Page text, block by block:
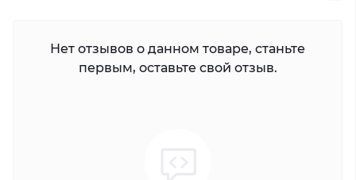
Нет отзывов о данном товаре, станьте
первым, оставьте свой отзыв.